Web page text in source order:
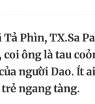
Phìn, TX.Sa
ông là tau
người Dao. Ít
ngang tàng.